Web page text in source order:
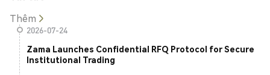
Thêm
2026-07-24
Zama Launches Confidential RFQ Protocol for Secure
Institutional Trading